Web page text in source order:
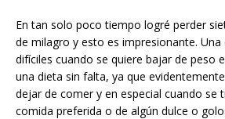
En tan solo poco tiempo logré perder
de milagro y esto es impresionante. Una
difíciles cuando se quiere bajar de peso
una dieta sin falta, ya que
dejar de comer y en especial cuando se
comida preferida o de algún dulce o